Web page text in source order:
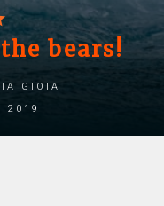
bears!
Gioia